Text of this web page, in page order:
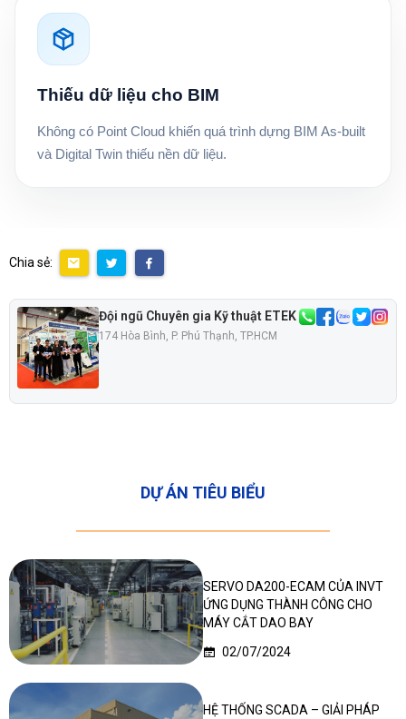
Thiếu dữ liệu cho BIM
Không có Point Cloud khiến quá trình dựng BIM As-built
và Digital Twin thiếu nền dữ liệu.
Chia sẻ:
Đội ngũ Chuyên gia Kỹ thuật ETEK
174 Hòa Bình, P. Phú Thạnh, TP.HCM
DỰ ÁN TIÊU BIỂU
SERVO DA200-ECAM CỦA INVT
ỨNG DỤNG THÀNH CÔNG CHO
MÁY CẮT DAO BAY
02/07/2024
HỆ THỐNG SCADA – GIẢI PHÁP